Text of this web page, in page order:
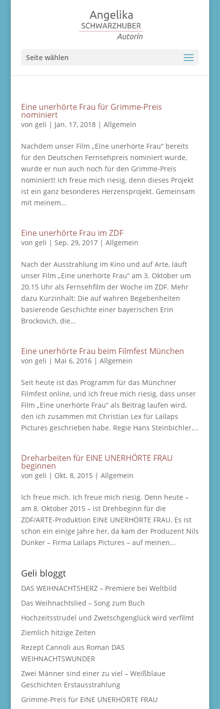
Seite wählen
Eine unerhörte Frau für Grimme-Preis
nominiert
von geli | Jan. 17, 2018| Allgemein
Nachdem unser Film „Eine unerhörte Frau“ bereits
für den Deutschen Fernsehpreis nominiert wurde,
wurde er nun auch noch für den Grimme-Preis
nominiert! Ich freue mich riesig, denn dieses Projekt
ist ein ganz besonderes Herzensprojekt. Gemeinsam
mit meinem...
Eine unerhörte Frau im ZDF
von geli | Sep. 29, 2017| Allgemein
Nach der Ausstrahlung im Kino und auf Arte, läuft
unser Film „Eine unerhörte Frau“ am 3. Oktober um
20.15 Uhr als Fernsehfilm der Woche im ZDF. Mehr
dazu Kurzinhalt: Die auf wahren Begebenheiten
basierende Geschichte einer bayerischen Erin
Brockovich, die...
Eine unerhörte Frau beim Filmfest München
von geli | Mai 6, 2016| Allgemein
Seit heute ist das Programm für das Münchner
Filmfest online, und ich freue mich riesig, dass unser
Film „Eine unerhörte Frau“ als Beitrag laufen wird,
den ich zusammen mit Christian Lex für Lailaps
Pictures geschrieben habe. Regie Hans Steinbichler,...
Dreharbeiten für EINE UNERHÖRTE FRAU
beginnen
von geli | Okt. 8, 2015 | Allgemein
Ich freue mich. Ich freue mich riesig. Denn heute –
am 8. Oktober 2015 – ist Drehbeginn für die
ZDF/ARTE-Produktion EINE UNERHÖRTE FRAU. Es ist
schon ein einige Jahre her, da kam der Produzent Nils
Dünker – Firma Lailaps Pictures – auf meinen...
Geli bloggt
DAS WEIHNACHTSHERZ – Premiere bei Weltbild
Das Weihnachtslied – Song zum Buch
Hochzeitsstrudel und Zwetschgenglück wird verfilmt
Ziemlich hitzige Zeiten
Rezept Cannoli aus Roman DAS
WEIHNACHTSWUNDER
Zwei Männer sind einer zu viel – Weißblaue
Geschichten Erstausstrahlung
Grimme-Preis für EINE UNERHÖRTE FRAU